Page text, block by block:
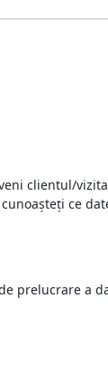
clientul/
ce
prelucrare a